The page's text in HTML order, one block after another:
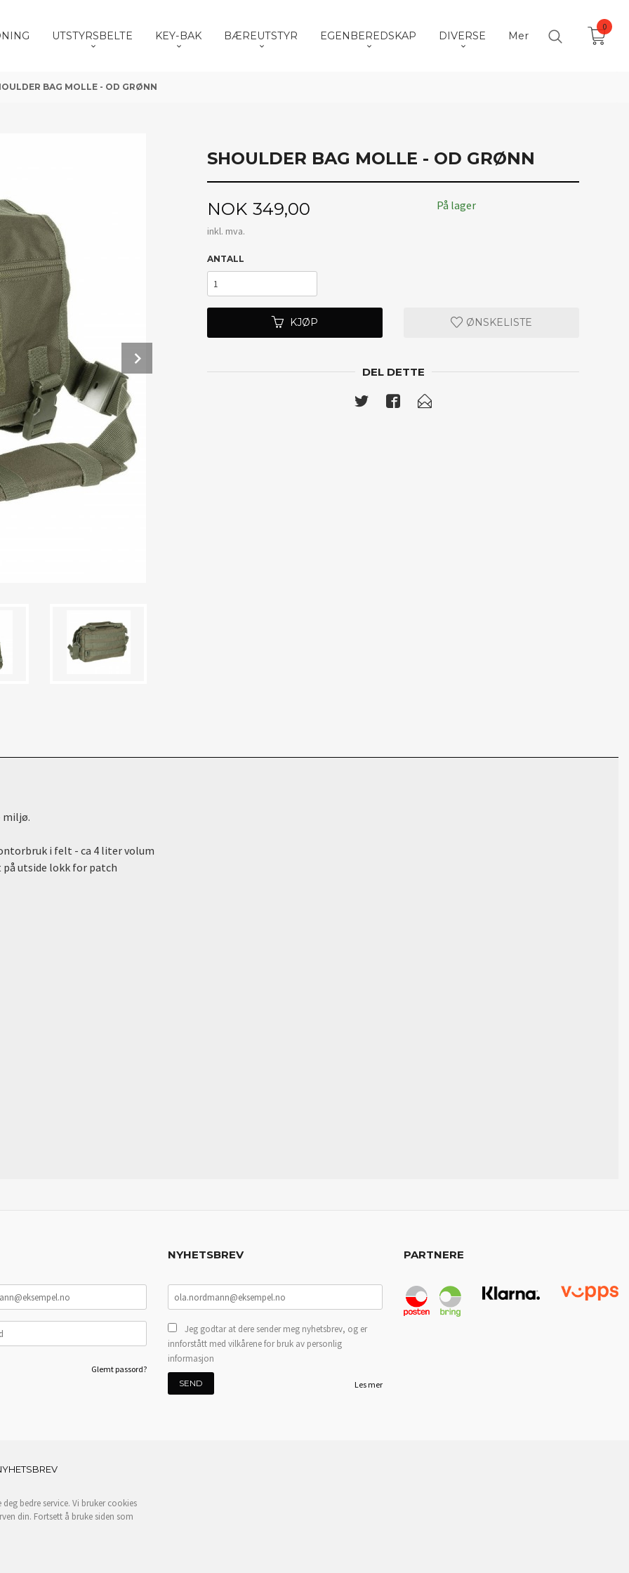
UTSTYRSBELTE KEY-BAK BÆREUTSTYR EGENBEREDSKAP DIVERSE Mer
0
BAG MOLLE - OD GRØNN
SHOULDER BAG MOLLE - OD GRØNN
Pris
NOK 349,00
inkl. mva.
På lager
ANTALL
KJØP ØNSKELISTE
DEL DETTE
miljø.
i felt - ca 4 liter volum
utside lokk for patch
Glemt passord?
NYHETSBREV
Jeg godtar at dere sender meg nyhetsbrev, og er
innforstått med vilkårene for bruk av personlig
informasjon
Les mer
PARTNERE
bedre service. Vi bruker cookies
din. Fortsett å bruke siden som